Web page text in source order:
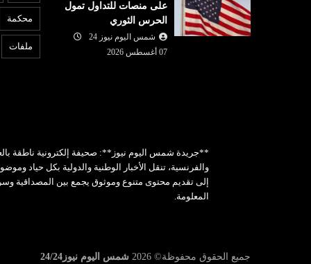
على منصات للتداول تمول
الحرس الثوري
شمس اليوم نيوز 24
07 أغسطس 2026
محكمة
ملفات
كيف تقود
ملف التضامن
شمس اليوم نيوز 24
07 أغسطس
2026
توقيع اتفاق دفاع مشترك بين
السعودية وتركيا وباكستان
**جريدة شمس اليوم نيوز**: صحيفة إلكترونية ناطقة
والفرنسية، تنقل الأخبار الوطنية والدولية بكل حياد
إلى تقديم محتوى متنوع وموثوق يجمع بين المصداقية
المعلومة.
جميع الحقوق محفوظة© 2026 شمس اليوم نيوز24/24